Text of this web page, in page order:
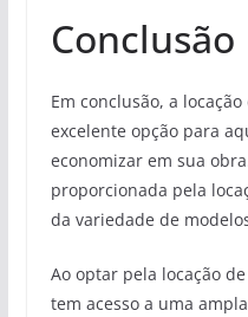
Conclusão
Em conclusão, a
excelente opção para
economizar em sua
proporcionada pela
da variedade de
Ao optar pela locação
tem acesso a uma